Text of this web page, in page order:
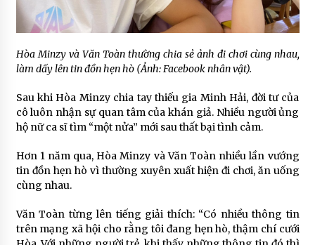
Hòa Minzy và Văn Toàn thường chia sẻ ảnh đi chơi cùng nhau,
làm dấy lên tin đồn hẹn hò (Ảnh: Facebook nhân vật).
Sau khi Hòa Minzy chia tay thiếu gia Minh Hải, đời tư của
cô luôn nhận sự quan tâm của khán giả. Nhiều người ủng
hộ nữ ca sĩ tìm “một nửa” mới sau thất bại tình cảm.
Hơn 1 năm qua, Hòa Minzy và Văn Toàn nhiều lần vướng
tin đồn hẹn hò vì thường xuyên xuất hiện đi chơi, ăn uống
cùng nhau.
Văn Toàn từng lên tiếng giải thích: “Có nhiều thông tin
trên mạng xã hội cho rằng tôi đang hẹn hò, thậm chí cưới